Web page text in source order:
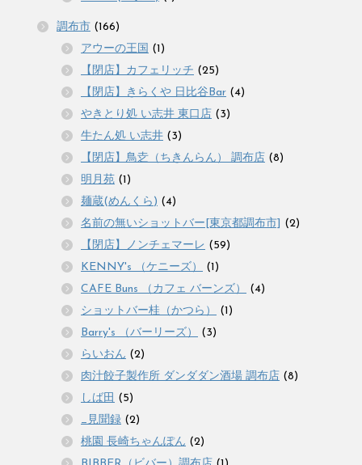
調布市 (166)
アウーの王国 (1)
【閉店】カフェリッチ (25)
【閉店】きらくや 日比谷Bar (4)
やきとり処 い志井 東口店 (3)
牛たん処 い志井 (3)
【閉店】鳥赱（ちきんらん） 調布店 (8)
明月苑 (1)
麺蔵(めんくら) (4)
名前の無いショットバー[東京都調布市]
(2)
【閉店】ノンチェマーレ (59)
KENNY's （ケニーズ）
(1)
CAFE Buns （カフェ バーンズ）
(4)
ショットバー桂（かつら）
(1)
Barry's （バーリーズ）
(3)
らいおん (2)
肉汁餃子製作所 ダンダダン酒場 調布店 (8)
しば田 (5)
_見聞録 (2)
桃園 長崎ちゃんぽん (2)